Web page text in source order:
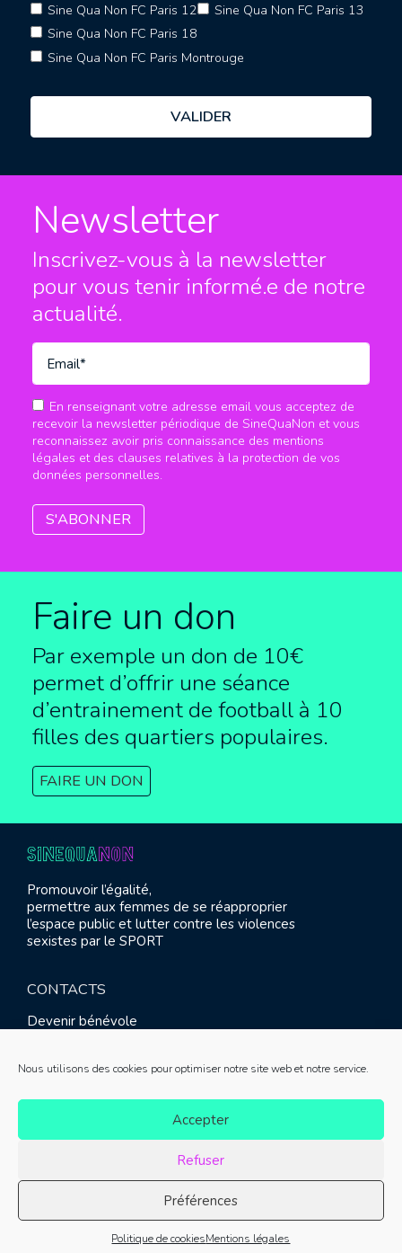
Nous utilisons des cookies pour optimiser notre site web et notre service.
Accepter
Refuser
Préférences
Politique de cookiesMentions légales
Sine Qua Non FC Paris 12
Sine Qua Non FC Paris 13
Sine Qua Non FC Paris 18
Sine Qua Non FC Paris Montrouge
Newsletter
Inscrivez-vous à la newsletter
pour vous tenir informé.e de notre
actualité.
En renseignant votre adresse email vous acceptez de
recevoir la newsletter périodique de SineQuaNon et vous
reconnaissez avoir pris connaissance des mentions
légales et des clauses relatives à la protection de vos
données personnelles.
Faire un don
Par exemple un don de 10€
permet d’offrir une séance
d’entrainement de football à 10
filles des quartiers populaires.
FAIRE UN DON
Promouvoir l’égalité,
permettre aux femmes de se réapproprier
l’espace public et lutter contre les violences
sexistes par le SPORT
CONTACTS
Devenir bénévole
Contact
© SINE QUA NON 2021 |Mentions légales|Réalisation :
Meliatis